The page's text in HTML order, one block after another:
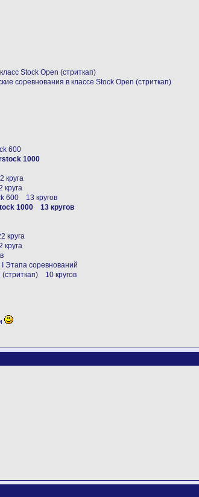
Stock Open (стриткап)
соревнования в классе Stock Open (стриткап)
600
1000
круга
круга
600 13 кругов
1000 13 кругов
круга
круга
Этапа соревнований
10 кругов